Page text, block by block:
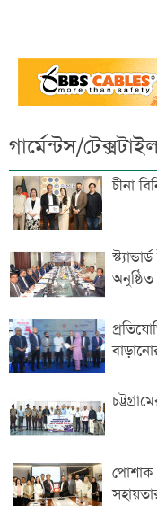
গার্মেন্টস/
চীনা
অনুষ্ঠিত
পোশাক